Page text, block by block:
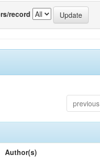
record
previous
Author(s)